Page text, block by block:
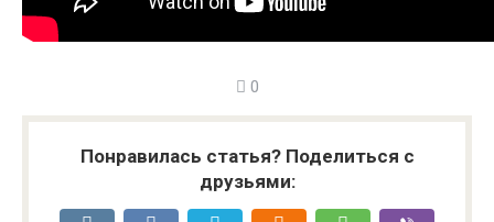
0
Понравилась статья? Поделиться с
друзьями: